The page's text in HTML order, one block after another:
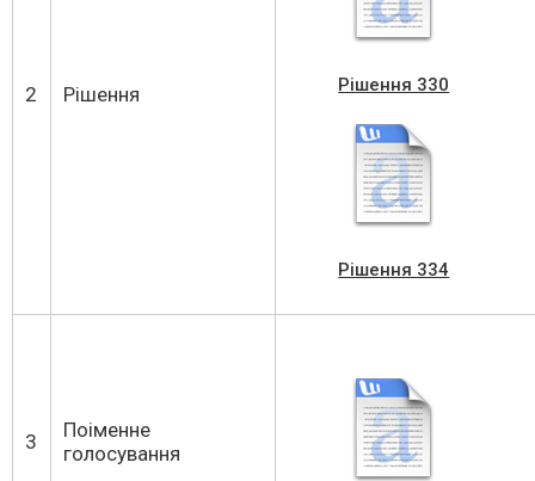
2 Рішення Рішення 330
Рішення 334
3
Поіменне
голосування